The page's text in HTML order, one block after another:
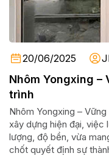
20/06/2025
Nhôm Yongxing
trình
Nhôm Yongxing –
xây dựng hiện đại, việc
lượng, độ bền, vừa
chốt quyết định sự